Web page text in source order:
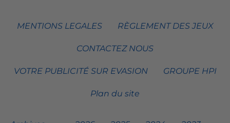
MENTIONS LEGALES RÈGLEMENT DES JEUX
CONTACTEZ NOUS
VOTRE PUBLICITÉ SUR EVASION GROUPE HPI
Plan du site